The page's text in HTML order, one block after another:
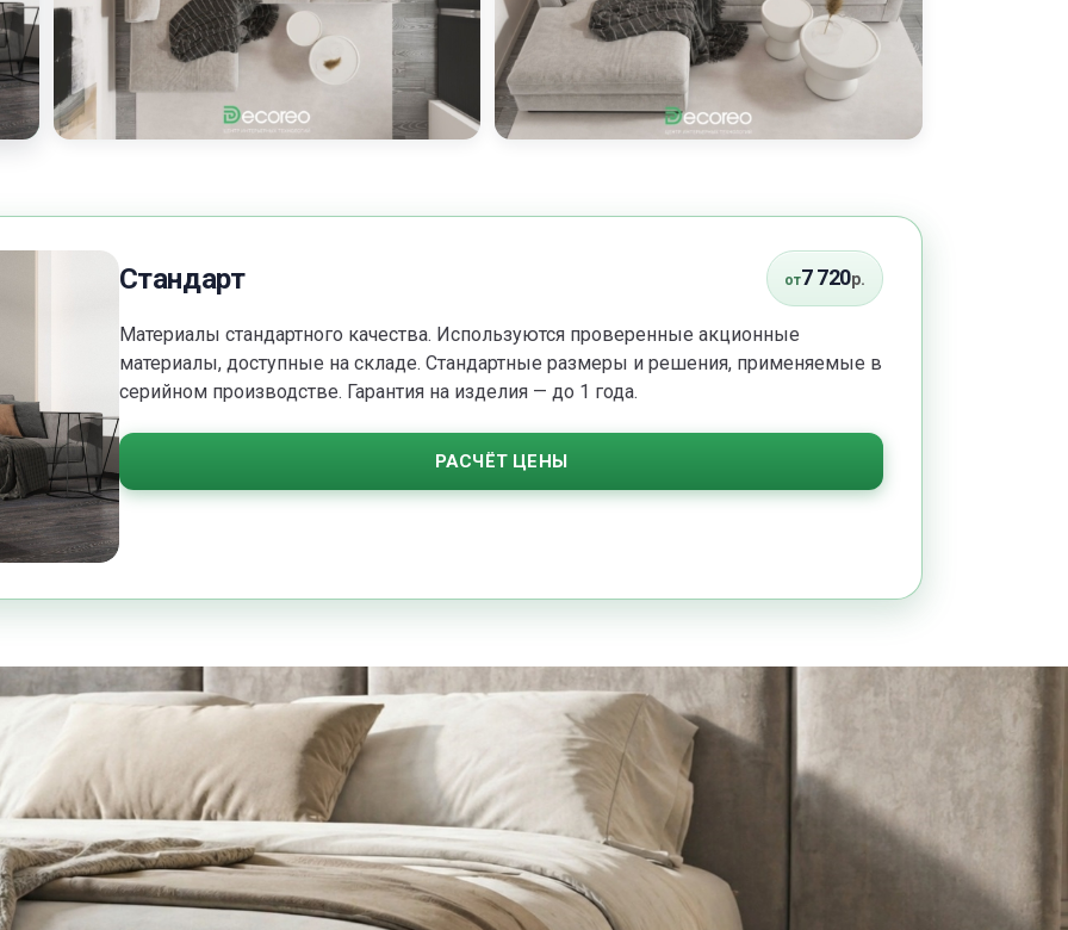
Стандарт от7 720р.
Материалы стандартного качества. Используются проверенные акционные
материалы, доступные на складе. Стандартные размеры и решения, применяемые в
серийном производстве. Гарантия на изделия — до 1 года.
РАСЧЁТ ЦЕНЫ